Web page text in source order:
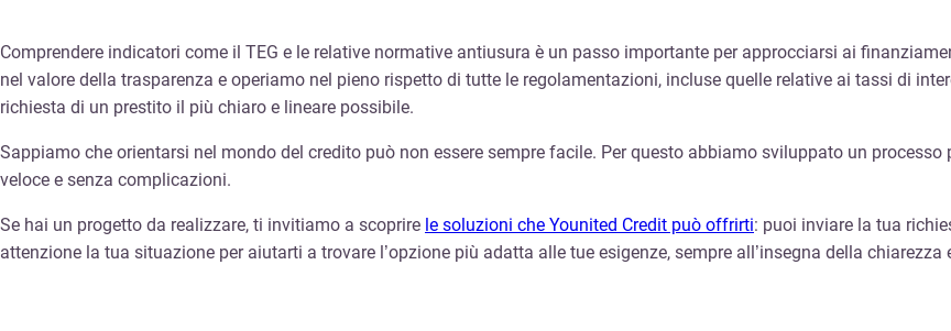
Comprendere indicatori come il TEG e le relative normative antiusura è un passo importante per approcciarsi ai
nel valore della trasparenza e operiamo nel pieno rispetto di tutte le regolamentazioni, incluse quelle relative ai tassi di
richiesta di un prestito il più chiaro e lineare possibile.
Sappiamo che orientarsi nel mondo del credito può non essere sempre facile. Per questo abbiamo sviluppato un processo
veloce e senza complicazioni.
Se hai un progetto da realizzare, ti invitiamo a scoprire le soluzioni che Younited Credit può offrirti: puoi inviare la tua
attenzione la tua situazione per aiutarti a trovare l’opzione più adatta alle tue esigenze, sempre all’insegna della